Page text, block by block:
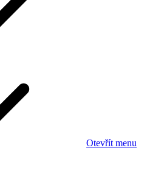
Otevřít menu